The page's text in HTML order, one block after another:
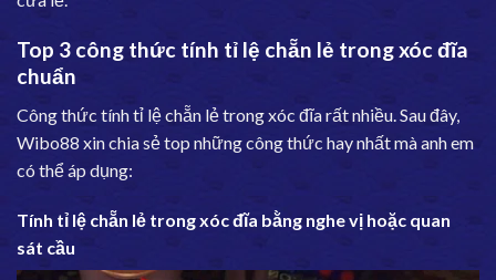
Top 3 công thức tính tỉ lệ chẵn lẻ trong xóc đĩa
chuẩn
Công thức tính tỉ lệ chẵn lẻ trong xóc đĩa rất nhiều. Sau đây,
Wibo88 xin chia sẻ top những công thức hay nhất mà anh em
có thể áp dụng:
Tính tỉ lệ chẵn lẻ trong xóc đĩa bằng nghe vị hoặc quan
sát cầu